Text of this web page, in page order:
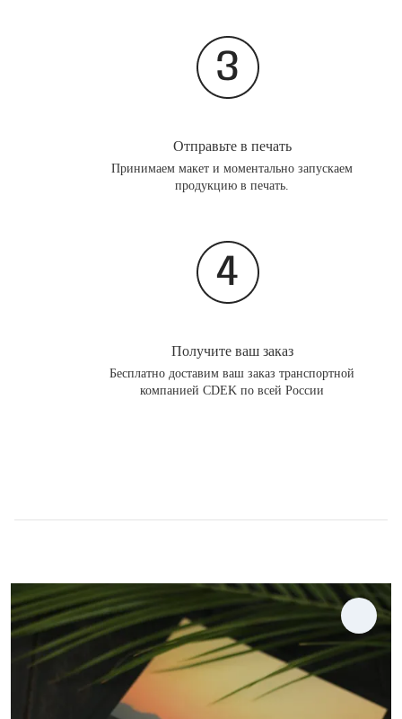
Отправьте в печать
Принимаем макет и моментально запускаем
продукцию в печать.
Получите ваш заказ
Бесплатно доставим ваш заказ транспортной
компанией CDEK по всей России